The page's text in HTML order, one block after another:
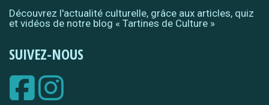
Découvrez l'actualité culturelle, grâce aux articles, quiz
et vidéos de notre blog « Tartines de Culture »
SUIVEZ-NOUS